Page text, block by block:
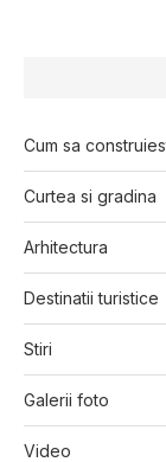
Cum sa
Curtea si gradina
Arhitectura
Destinatii turistice
Stiri
Galerii foto
Video